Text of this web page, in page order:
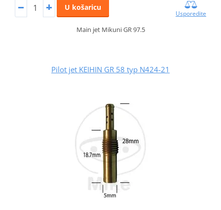
U košaricu
Usporedite
Main jet Mikuni GR 97.5
Pilot jet KEIHIN GR 58 typ N424-21